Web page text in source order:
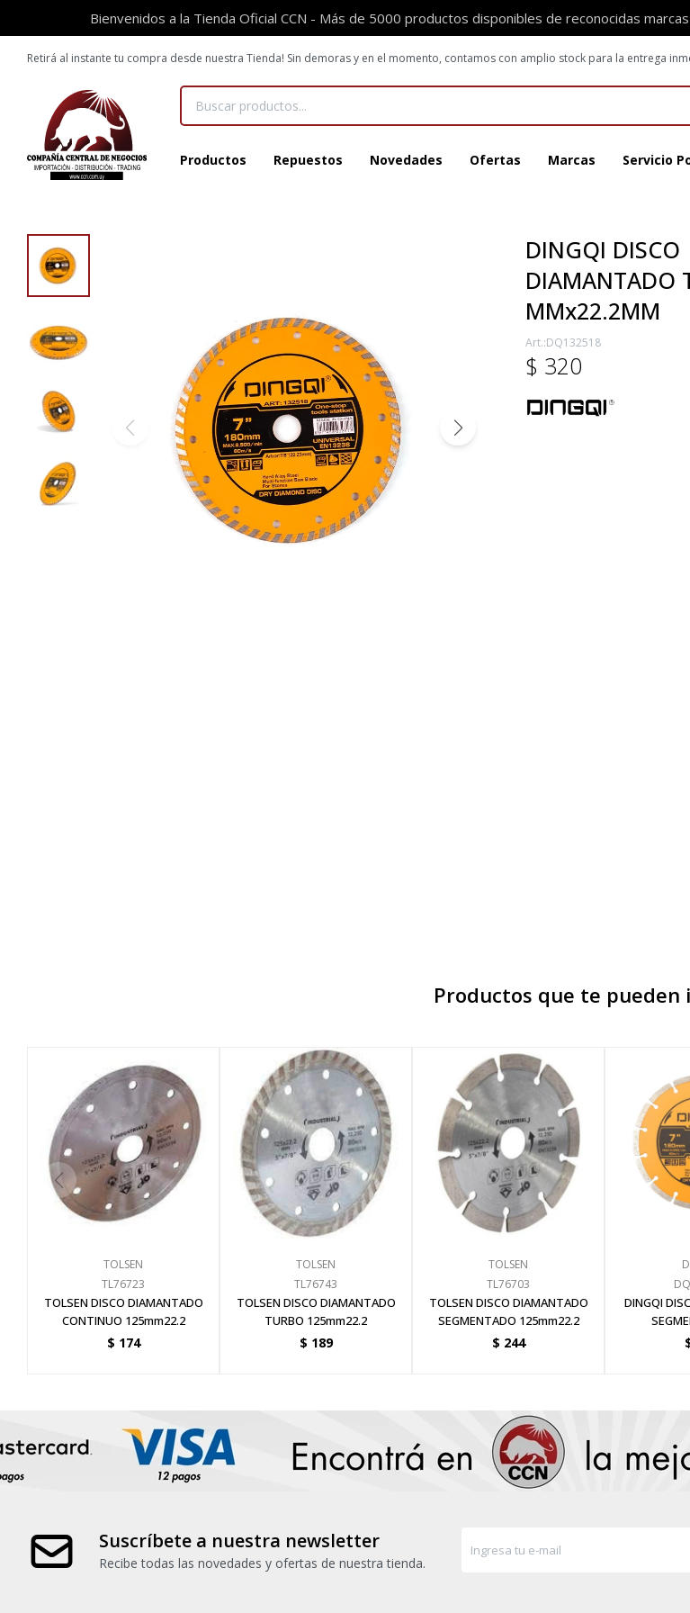
Bienvenidos a la Tienda Oficial CCN - Más de 5000 productos disponibles de reconocidas
Productos Repuestos Novedades Ofertas Marcas Servicio
Retirá al instante tu compra desde nuestra Tienda! Sin demoras y en el momento, contamos con amplio stock para la entrega
DINGQI DISCO
DIAMANTADO
MMx22.2MM
DQ132518
$ 320
Productos que te pueden
TOLSEN
TL76723
TOLSEN DISCO DIAMANTADO
CONTINUO 125mm22.2
$ 174
TOLSEN
TL76743
TOLSEN DISCO DIAMANTADO
TURBO 125mm22.2
$ 189
TOLSEN
TL76703
TOLSEN DISCO DIAMANTADO
SEGMENTADO 125mm22.2
$ 244
DINGQI
Suscríbete a nuestra newsletter
Recibe todas las novedades y ofertas de nuestra tienda.